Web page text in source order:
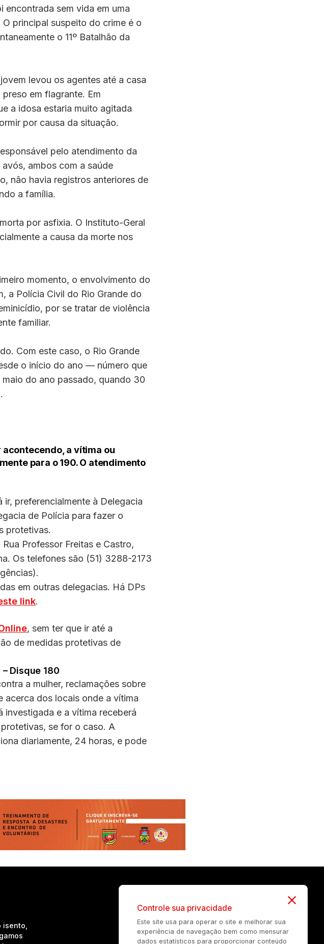
sem vida em uma
principal suspeito do crime é o
o 11º Batalhão da
levou os agentes até a casa
em flagrante. Em
a idosa estaria muito agitada
por causa da situação.
pelo atendimento da
ambos com a saúde
não havia registros anteriores de
a família.
por asfixia. O Instituto-Geral
a causa da morte nos
momento, o envolvimento do
a Polícia Civil do Rio Grande do
por se tratar de violência
familiar.
Com este caso, o Rio Grande
o início do ano — número que
do ano passado, quando 30
a vítima ou
para o 190. O atendimento
preferencialmente à Delegacia
de Polícia para fazer o
protetivas.
Professor Freitas e Castro,
Os telefones são (51) 3288-2173
em outras delegacias. Há DPs
link.
, sem ter que ir até a
de medidas protetivas de
Disque 180
a mulher, reclamações sobre
acerca dos locais onde a vítima
investigada e a vítima receberá
se for o caso. A
diariamente, 24 horas, e pode
Controle sua privacidade
Este site usa para operar o site e melhorar sua
experiência de navegação bem como mensurar
dados estatísticos para proporcionar conteúdo